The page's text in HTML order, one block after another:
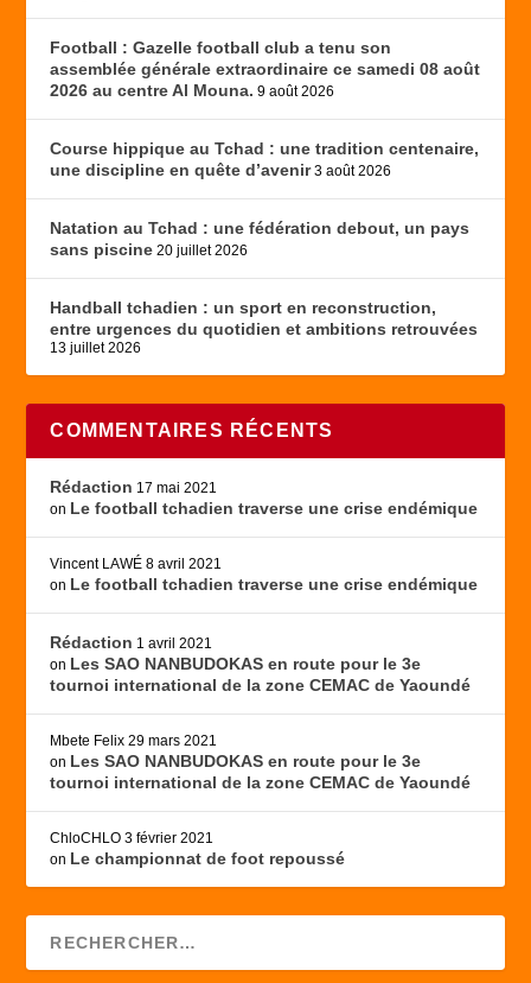
Football : Gazelle football club a tenu son
assemblée générale extraordinaire ce samedi 08 août
2026 au centre Al Mouna. 9 août 2026
Course hippique au Tchad : une tradition centenaire,
une discipline en quête d’avenir 3 août 2026
Natation au Tchad : une fédération debout, un pays
sans piscine 20 juillet 2026
Handball tchadien : un sport en reconstruction,
entre urgences du quotidien et ambitions retrouvées
13 juillet 2026
COMMENTAIRES RÉCENTS
Rédaction 17 mai 2021
on Le football tchadien traverse une crise endémique
Vincent LAWÉ 8 avril 2021
on Le football tchadien traverse une crise endémique
Rédaction 1 avril 2021
on Les SAO NANBUDOKAS en route pour le 3e
tournoi international de la zone CEMAC de Yaoundé
Mbete Felix 29 mars 2021
on Les SAO NANBUDOKAS en route pour le 3e
tournoi international de la zone CEMAC de Yaoundé
ChloCHLO 3 février 2021
on Le championnat de foot repoussé